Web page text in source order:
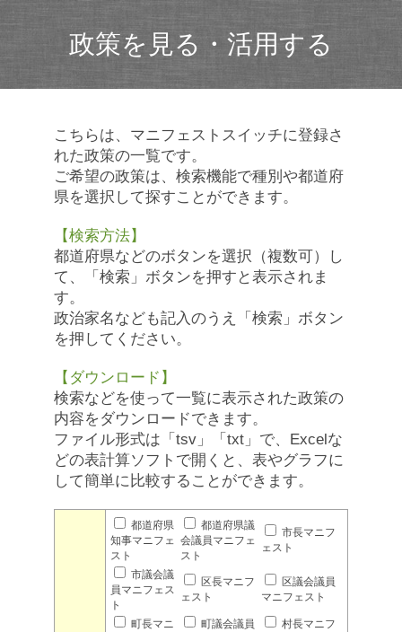
政策を見る・活用する
こちらは、マニフェストスイッチに登録さ
れた政策の一覧です。
ご希望の政策は、検索機能で種別や都道府
県を選択して探すことができます。
【検索方法】
都道府県などのボタンを選択（複数可）し
て、「検索」ボタンを押すと表示されま
す。
政治家名なども記入のうえ「検索」ボタン
を押してください。
【ダウンロード】
検索などを使って一覧に表示された政策の
内容をダウンロードできます。
ファイル形式は「tsv」「txt」で、Excelな
どの表計算ソフトで開くと、表やグラフに
して簡単に比較することができます。
都道府県
知事マニフェ
スト
都道府県議
会議員マニフェ
スト
市長マニフ
ェスト
市議会議
員マニフェス
ト
区長マニフ
ェスト
区議会議員
マニフェスト
町長マニ
町議会議員
村長マニフ